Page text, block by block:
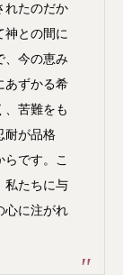
れたのだか
神との間に
、今の恵み
あずかる希
、苦難をも
耐が品格
です。こ
私たちに与
心に注がれ